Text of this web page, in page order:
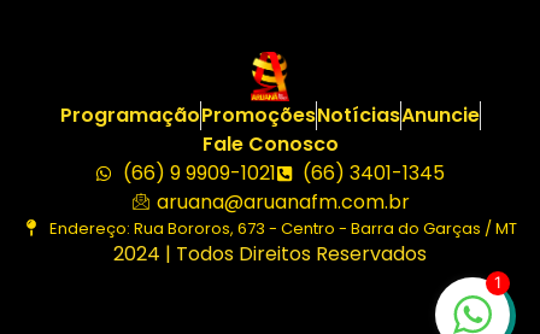
ProgramaçãoPromoçõesNotíciasAnuncie
Fale Conosco
(66) 9 9909-1021
(66) 3401-1345
aruana@aruanafm.com.br
Endereço: Rua Bororos, 673 - Centro - Barra do Garças / MT
2024 | Todos Direitos Reservados
1